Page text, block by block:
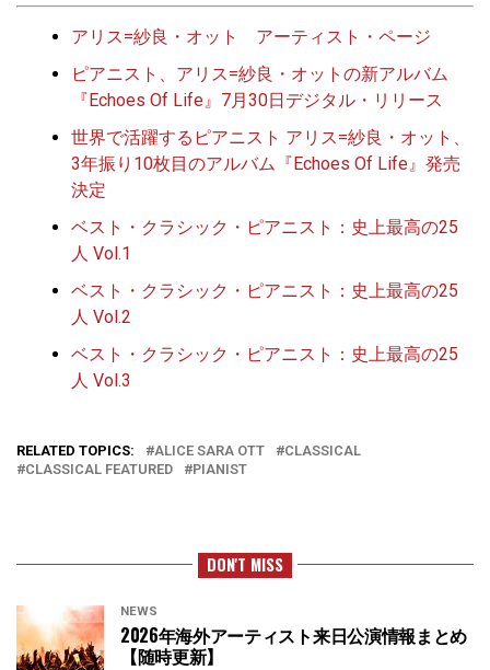
アリス=紗良・オット アーティスト・ページ
ピアニスト、アリス=紗良・オットの新アルバム
『Echoes Of Life』7月30日デジタル・リリース
世界で活躍するピアニスト アリス=紗良・オット、
3年振り10枚目のアルバム『Echoes Of Life』発売
決定
ベスト・クラシック・ピアニスト：史上最高の25
人 Vol.1
ベスト・クラシック・ピアニスト：史上最高の25
人 Vol.2
ベスト・クラシック・ピアニスト：史上最高の25
人 Vol.3
RELATED TOPICS: ALICE SARA OTT
CLASSICAL
CLASSICAL FEATURED
PIANIST
DON'T MISS
NEWS
2026年海外アーティスト来日公演情報まとめ
【随時更新】